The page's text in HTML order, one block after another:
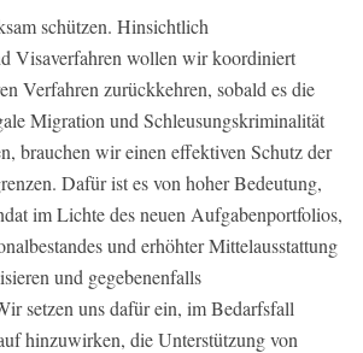
schützen. Hinsichtlich
Visaverfahren wollen wir koordiniert
Verfahren zurückkehren, sobald es die
Migration und Schleusungskriminalität
brauchen wir einen effektiven Schutz der
Dafür ist es von hoher Bedeutung,
im Lichte des neuen Aufgabenportfolios,
und erhöhter Mittelausstattung
und gegebenenfalls
setzen uns dafür ein, im Bedarfsfall
hinzuwirken, die Unterstützung von